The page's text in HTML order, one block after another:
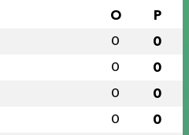
O P
0 0
0 0
0 0
0 0